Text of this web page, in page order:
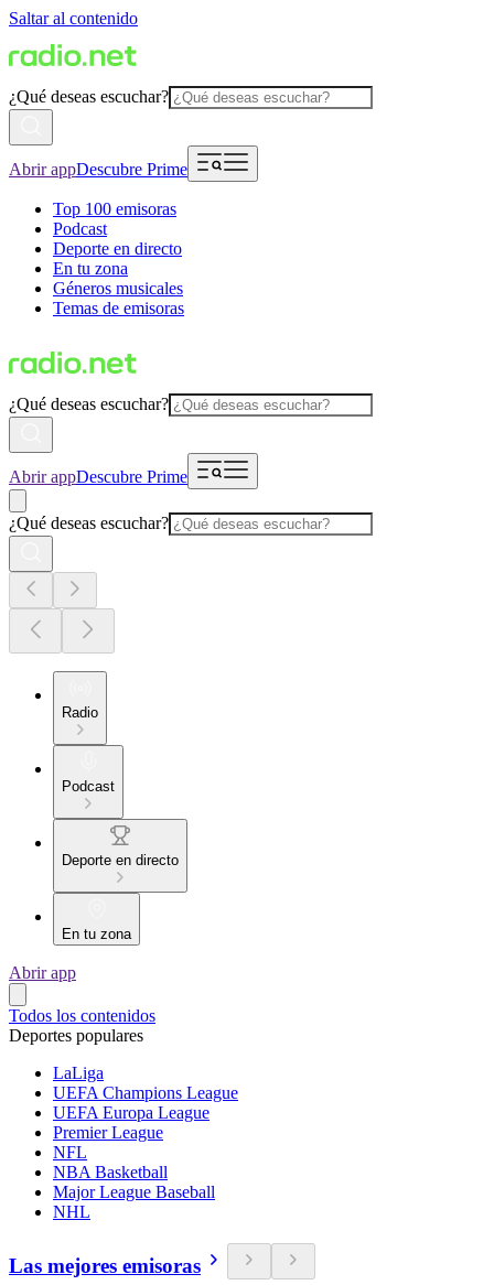
Saltar al contenido
¿Qué deseas escuchar?
Abrir appDescubre Prime
Top 100 emisoras
Podcast
Deporte en directo
En tu zona
Géneros musicales
Temas de emisoras
¿Qué deseas escuchar?
Abrir appDescubre Prime
¿Qué deseas escuchar?
Radio
Podcast
Deporte en directo
En tu zona
Abrir app
Todos los contenidos
Deportes populares
LaLiga
UEFA Champions League
UEFA Europa League
Premier League
NFL
NBA Basketball
Major League Baseball
NHL
Las mejores emisoras